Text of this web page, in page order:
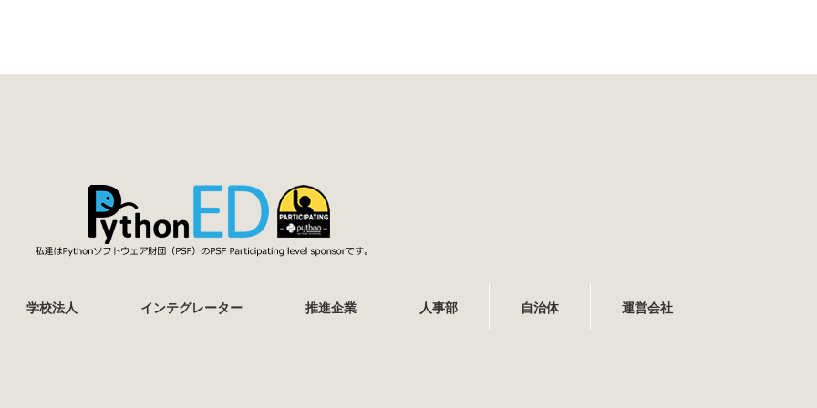
学校法人 インテグレーター 推進企業 人事部 自治体 運営会社